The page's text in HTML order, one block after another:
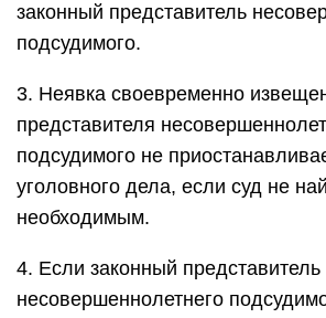
законный представитель
подсудимого.
3. Неявка своевременно
представителя
подсудимого не
уголовного дела, если суд не
необходимым.
4. Если законный представитель
несовершеннолетнего